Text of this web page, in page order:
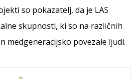
so pokazatelj, da je LAS
skupnosti, ki so na različnih
medgeneracijsko povezale ljudi.